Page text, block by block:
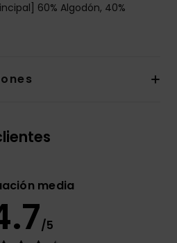
60% Algodón, 40%
media
/5